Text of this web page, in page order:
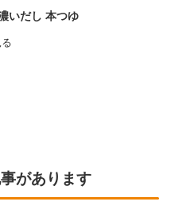
いだし 本つゆ
があります